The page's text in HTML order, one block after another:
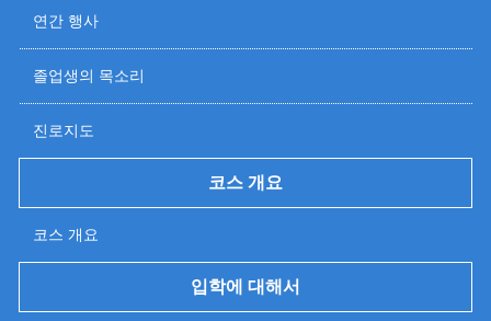
연간 행사
졸업생의 목소리
진로지도
코스 개요
코스 개요
입학에 대해서